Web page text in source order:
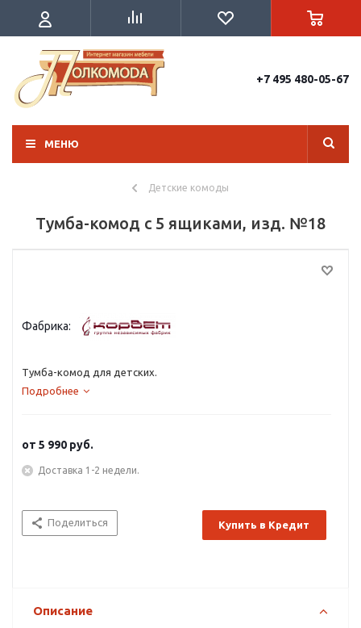
+7 495 480-05-67
МЕНЮ
Детские комоды
Тумба-комод с 5 ящиками, изд. №18
Фабрика:
Тумба-комод для детских.
Подробнее
от 5 990 руб.
Доставка 1-2 недели.
Поделиться Купить в Кредит
Описание